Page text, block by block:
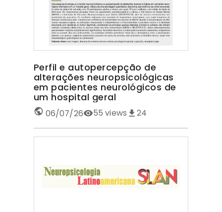
Perfil e autopercepção de
alterações neuropsicológicas
em pacientes neurológicos de
um hospital geral
06/07/26 55 views 24